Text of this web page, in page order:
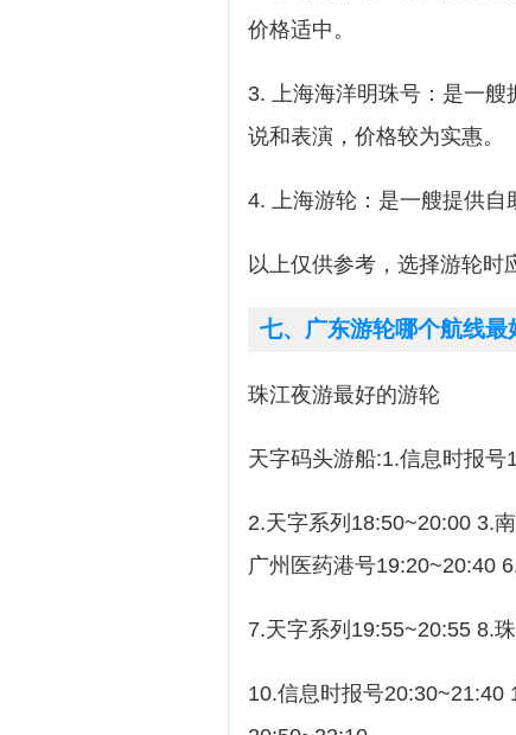
价格适中。
3. 上海海洋明珠号：是一
说和表演，价格较为实惠。
4. 上海游轮：是一艘提供自
以上仅供参考，选择游轮时
七、广东游轮哪个航线最
珠江夜游最好的游轮
天字码头游船:1.信息时报号
2.天字系列18:50~20:00 3.
广州医药港号19:20~20:40
7.天字系列19:55~20:55 8.
10.信息时报号20:30~21:40